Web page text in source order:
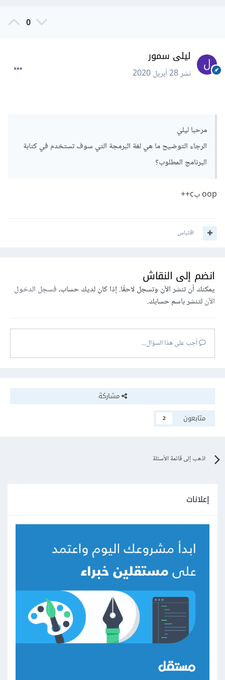
0
ليلى سمور
نشر28 أبريل 2020
مرحبا ليلي
الرجاء التوضيح ما هي لغة البرمجة التي سوف تستخدم في كتابة
البرنامج المطلوب؟
oop بc++
اقتباس
انضم إلى النقاش
يمكنك أن تنشر الآن وتسجل لاحقًا. إذا كان لديك حساب،فسجل الدخول
الآنلتنشر باسم حسابك.
أجب على هذا السؤال...
مشاركة
متابعون
2
اذهب إلى قائمة الأسئلة
إعلانات